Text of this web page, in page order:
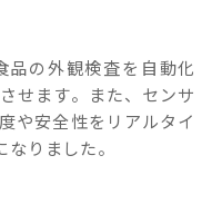
の外観検査を自動化
せます。また、センサ
や安全性をリアルタイ
りました。